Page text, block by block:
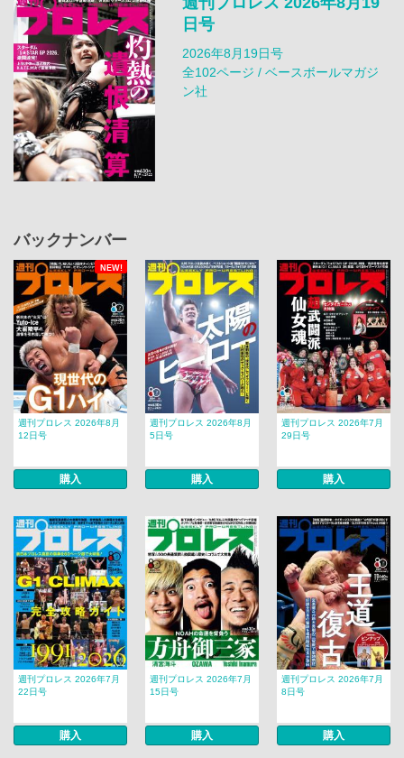
日号
2026年8月19日号
全102ページ / ベースボールマガジ
ン社
バックナンバー
NEW!
週刊プロレス 2026年8月
12日号
購入
週刊プロレス 2026年8月
5日号
購入
週刊プロレス 2026年7月
29日号
購入
週刊プロレス 2026年7月
22日号
購入
週刊プロレス 2026年7月
15日号
購入
週刊プロレス 2026年7月
8日号
購入